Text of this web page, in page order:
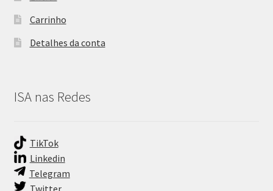
Carrinho
Detalhes da conta
ISA nas Redes
TikTok
Linkedin
Telegram
Twitter